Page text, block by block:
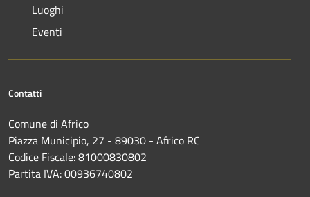
Luoghi
Eventi
Contatti
Comune di Africo
Piazza Municipio, 27 - 89030 - Africo RC
Codice Fiscale: 81000830802
Partita IVA: 00936740802